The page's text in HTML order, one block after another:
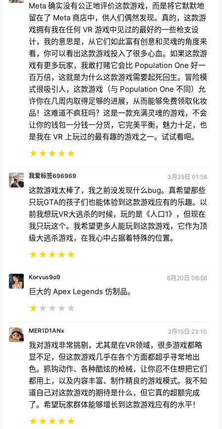
Meta 确实没有公正地评价这款游戏，而是将它默默地
留在了 Meta 商店中，供人们偶然发现。真的，这款游
戏拥有我在任何 VR 游戏中见过的最好的一些枪支设
计，我的意思是，从它们如此富有创意和灵魂的角度来
看，你可以看出这款游戏投入了很多心血。如果这款游
戏有更多玩家，我敢打赌它会比 Population One 好一
百万倍，这就是为什么这款游戏需要起死回生。冒险模
式很吸引人，这款游戏（与 Population One 不同）允
许你在几周内取得足够的进展，从而能够免费领取化妆
品！这难道不疯狂吗？这是一款充满灵魂的游戏，不会
让你的钱包一分钱一分货，它完美平衡，魅力十足，也
是我在 VR 上玩过的最有趣的游戏之一。试试看吧。
★★★★★
我爱标签696969 3月29日 01:56
这款游戏太棒了，我之前没发现什么bug。真希望那些
只玩GTA的孩子们也能体验到这款游戏应有的乐趣。以
前我想玩VR大逃杀的时候，玩的是《人口1》，但现在
我只玩这个。我希望更多人能玩到这款游戏，它作为顶
级大逃杀游戏，在我心中占据着特殊的位置。
★★★★★
Korvus9o9 6月20日 06:56
巨大的 Apex Legends 仿制品。
★★ ★ ★ ★
MER1D1ANx 2月15日 23:10
我对游戏非常挑剔，尤其是在VR领域，很多游戏都略
显不足，但这款游戏几乎在各个方面都超乎寻常地出
色。抓钩动作、各种酷炫的枪械，让你忍不住想把它们
都用上，以及内容丰富、制作精良的游戏模式。我不知
道自己对这款游戏的期待是什么，但它真的超额完成
了。希望玩家群体能够增长到这款游戏应有的水平！
★★★★★